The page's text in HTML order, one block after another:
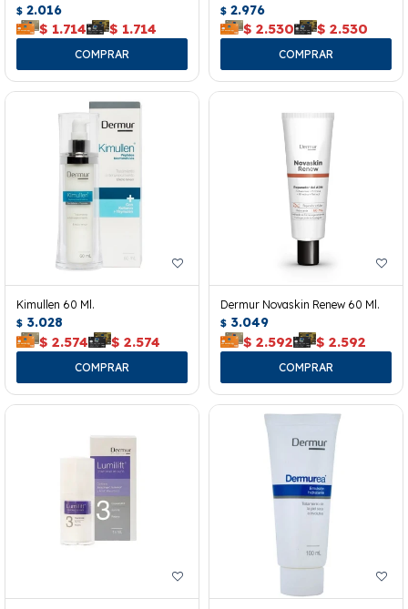
$ 2.016
$ 1.714 $ 1.714
$ 2.976
$ 2.530 $ 2.530
Kimullen 60 Ml.
$ 3.028
$ 2.574 $ 2.574
Dermur Novaskin Renew 60 Ml.
$ 3.049
$ 2.592 $ 2.592